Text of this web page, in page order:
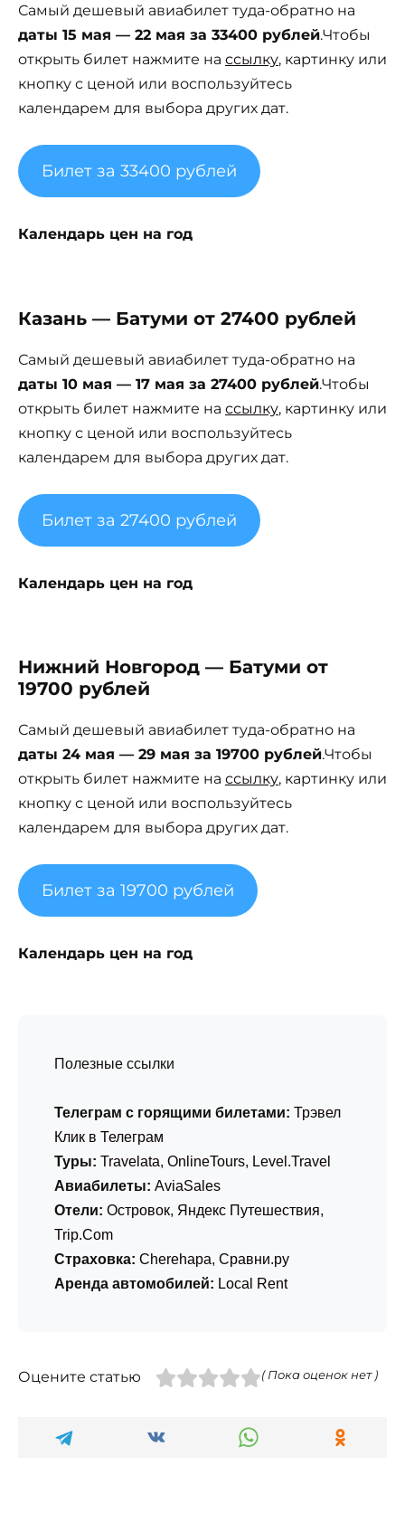
Самый дешевый авиабилет туда-обратно на
даты 15 мая — 22 мая за 33400 рублей.Чтобы
открыть билет нажмите на ссылку, картинку или
кнопку с ценой или воспользуйтесь
календарем для выбора других дат.
Билет за 33400 рублей
Календарь цен на год
Казань — Батуми от 27400 рублей
Самый дешевый авиабилет туда-обратно на
даты 10 мая — 17 мая за 27400 рублей.Чтобы
открыть билет нажмите на ссылку, картинку или
кнопку с ценой или воспользуйтесь
календарем для выбора других дат.
Билет за 27400 рублей
Календарь цен на год
Нижний Новгород — Батуми от
19700 рублей
Самый дешевый авиабилет туда-обратно на
даты 24 мая — 29 мая за 19700 рублей.Чтобы
открыть билет нажмите на ссылку, картинку или
кнопку с ценой или воспользуйтесь
календарем для выбора других дат.
Билет за 19700 рублей
Календарь цен на год
Полезные ссылки
Телеграм с горящими билетами: Трэвел
Клик в Телеграм
Туры: Travelata, OnlineTours, Level.Travel
Авиабилеты: AviaSales
Отели: Островок, Яндекс Путешествия,
Trip.Com
Страховка: Cherehapa, Сравни.ру
Аренда автомобилей: Local Rent
Оцените статью ( Пока оценок нет )